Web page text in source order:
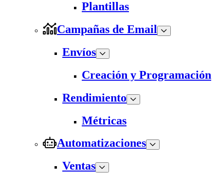
Plantillas
Campañas de Email
Envíos
Creación y Programación
Rendimiento
Métricas
Automatizaciones
Ventas